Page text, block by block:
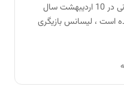
بیوگرافی آتیلا پسیانی آتیلا پسیانی در 10 اردیبهشت سال
است ، لیسانس بازیگری